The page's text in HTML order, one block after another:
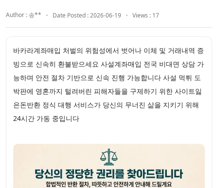
Author : 송** Date Posted : 2026-06-19 Views : 17
바카라계좌매입 처벌의 위험성에서 벗어나 이체 및 거래내역 증
빙으로 신속히 환불받으세요 사설계좌매입 전국 비대면 상담 가
능하며 안전 절차 기반으로 신속 진행 가능합니다 사설 먹튀 도
박판에 영혼까지 털려버린 피해자들을 구제하기 위한 사이트잃
은돈반환 정식 대행 서비스가 당신의 무너진 삶을 지키기 위해
24시간 가동 중입니다